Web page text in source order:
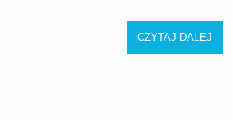
CZYTAJ DALEJ